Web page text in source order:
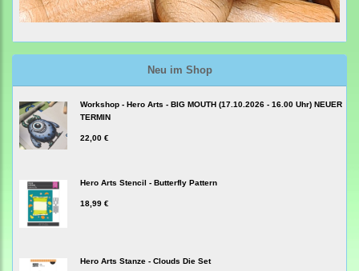
Neu im Shop
Workshop - Hero Arts - BIG MOUTH (17.10.2026 - 16.00 Uhr) NEUER
TERMIN
22,00 €
Hero Arts Stencil - Butterfly Pattern
18,99 €
Hero Arts Stanze - Clouds Die Set